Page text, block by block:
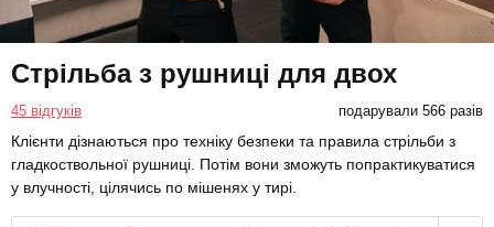
Стрільба з рушниці для двох
45 відгуків подарували 566 разів
Клієнти дізнаються про техніку безпеки та правила стрільби з
гладкоствольної рушниці. Потім вони зможуть попрактикуватися
у влучності, цілячись по мішенях у тирі.